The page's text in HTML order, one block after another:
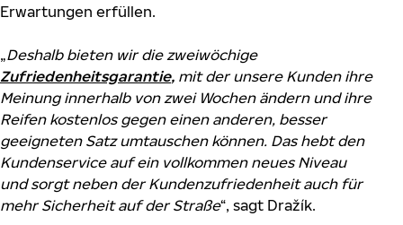
Erwartungen erfüllen.
„Deshalb bieten wir die zweiwöchige
Zufriedenheitsgarantie, mit der unsere Kunden ihre
Meinung innerhalb von zwei Wochen ändern und ihre
Reifen kostenlos gegen einen anderen, besser
geeigneten Satz umtauschen können. Das hebt den
Kundenservice auf ein vollkommen neues Niveau
und sorgt neben der Kundenzufriedenheit auch für
mehr Sicherheit auf der Straße“, sagt Dražík.